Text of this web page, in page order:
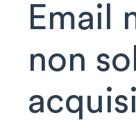
Email
non